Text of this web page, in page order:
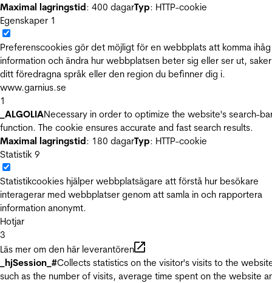
Maximal lagringstid: 400 dagarTyp: HTTP-cookie
Egenskaper 1
Preferenscookies gör det möjligt för en webbplats att komma ihåg
information och ändra hur webbplatsen beter sig eller ser ut,
ditt föredragna språk eller den region du befinner dig i.
www.garnius.se
1
_ALGOLIANecessary in order to optimize the website's search-
function. The cookie ensures accurate and fast search results.
Maximal lagringstid: 180 dagarTyp: HTTP-cookie
Statistik 9
Statistikcookies hjälper webbplatsägare att förstå hur besökare
interagerar med webbplatser genom att samla in och rapportera
information anonymt.
Hotjar
3
Läs mer om den här leverantören
_hjSession_#Collects statistics on the visitor's visits to the
such as the number of visits, average time spent on the website